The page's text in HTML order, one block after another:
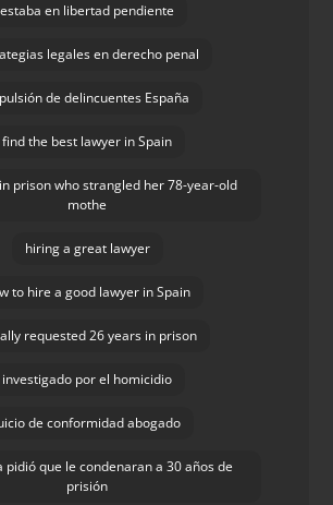
estaba en libertad pendiente
legales en derecho penal
de delincuentes España
find the best lawyer in Spain
prison who strangled her 78-year-old
mothe
hiring a great lawyer
to hire a good lawyer in Spain
requested 26 years in prison
investigado por el homicidio
de conformidad abogado
pidió que le condenaran a 30 años de
prisión